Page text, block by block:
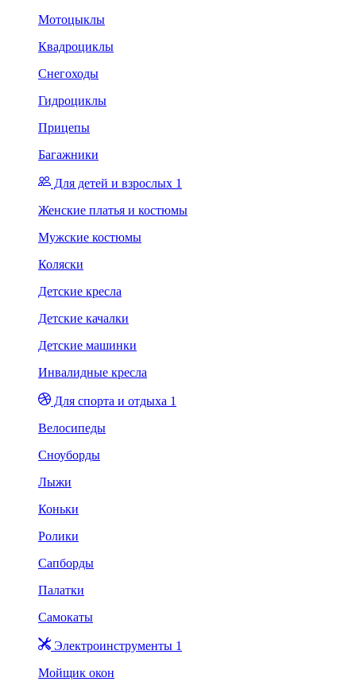
Мотоцыклы
Квадроциклы
Снегоходы
Гидроциклы
Прицепы
Багажники
Для детей и взрослых 1
Женские платья и костюмы
Мужские костюмы
Коляски
Детские кресла
Детские качалки
Детские машинки
Инвалидные кресла
Для спорта и отдыха 1
Велосипеды
Сноуборды
Лыжи
Коньки
Ролики
Сапборды
Палатки
Самокаты
Электроинструменты 1
Мойщик окон